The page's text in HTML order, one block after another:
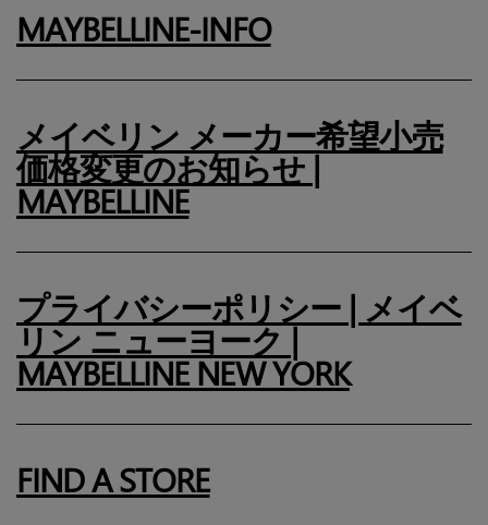
MAYBELLINE-INFO
メイベリン メーカー希望小売
価格変更のお知らせ |
MAYBELLINE
プライバシーポリシー | メイベ
リン ニューヨーク |
MAYBELLINE NEW YORK
FIND A STORE